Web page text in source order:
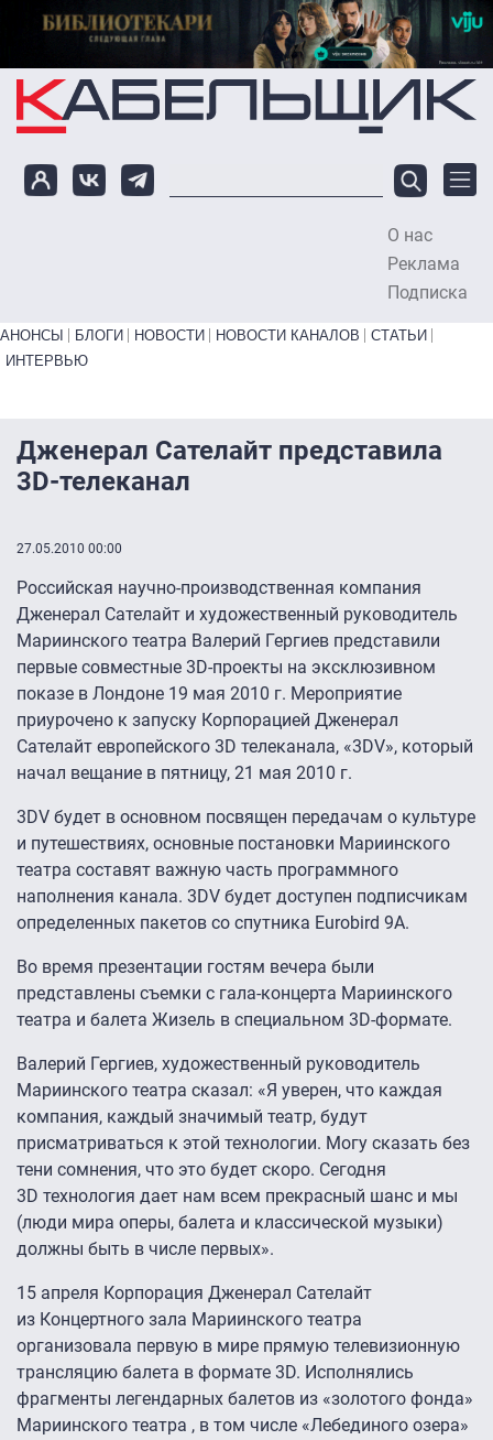
Перейти к основному содержанию
О нас
Реклама
Подписка
Primary links bottom
АНОНСЫ БЛОГИ НОВОСТИ НОВОСТИ КАНАЛОВ
СТАТЬИ
ИНТЕРВЬЮ
Дженерал Сателайт представила
3D-телеканал
27.05.2010 00:00
Российская научно-производственная компания
Дженерал Сателайт и художественный руководитель
Мариинского театра Валерий Гергиев представили
первые совместные 3D-проекты на эксклюзивном
показе в Лондоне 19 мая 2010 г. Мероприятие
приурочено к запуску Корпорацией Дженерал
Сателайт европейского 3D телеканала, «3DV», который
начал вещание в пятницу, 21 мая 2010 г.
3DV будет в основном посвящен передачам о культуре
и путешествиях, основные постановки Мариинского
театра составят важную часть программного
наполнения канала. 3DV будет доступен подписчикам
определенных пакетов со спутника Eurobird 9A.
Во время презентации гостям вечера были
представлены съемки с гала-концерта Мариинского
театра и балета Жизель в специальном 3D-формате.
Валерий Гергиев, художественный руководитель
Мариинского театра сказал: «Я уверен, что каждая
компания, каждый значимый театр, будут
присматриваться к этой технологии. Могу сказать без
тени сомнения, что это будет скоро. Сегодня
3D технология дает нам всем прекрасный шанс и мы
(люди мира оперы, балета и классической музыки)
должны быть в числе первых».
15 апреля Корпорация Дженерал Сателайт
из Концертного зала Мариинского театра
организовала первую в мире прямую телевизионную
трансляцию балета в формате 3D. Исполнялись
фрагменты легендарных балетов из «золотого фонда»
Мариинского театра , в том числе «Лебединого озера»